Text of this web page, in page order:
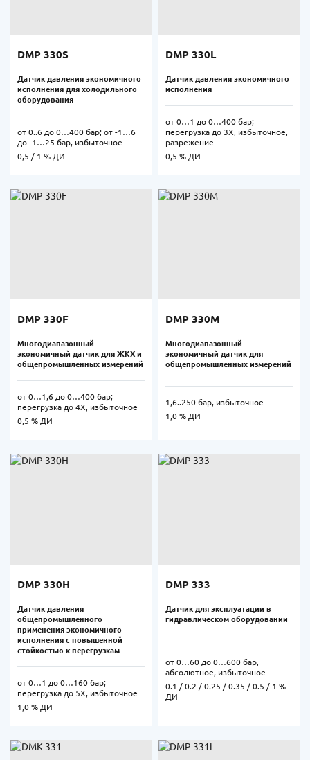
DMP 330S
Датчик давления экономичного
исполнения для холодильного
оборудования
от 0..6 до 0…400 бар; от -1…6
до -1…25 бар, избыточное
0,5 / 1 % ДИ
DMP 330L
Датчик давления экономичного
исполнения
от 0…1 до 0…400 бар;
перегрузка до 3Х, избыточное,
разрежение
0,5 % ДИ
DMP 330F
Многодиапазонный
экономичный датчик для ЖКХ и
общепромышленных измерений
от 0…1,6 до 0…400 бар;
перегрузка до 4Х, избыточное
0,5 % ДИ
DMP 330M
Многодиапазонный
экономичный датчик для
общепромышленных измерений
1,6..250 бар, избыточное
1,0 % ДИ
DMP 330H
Датчик давления
общепромышленного
применения экономичного
исполнения с повышенной
стойкостью к перегрузкам
от 0…1 до 0…160 бар;
перегрузка до 5Х, избыточное
1,0 % ДИ
DMP 333
Датчик для эксплуатации в
гидравлическом оборудовании
от 0…60 до 0…600 бар,
абсолютное, избыточное
0.1 / 0.2 / 0.25 / 0.35 / 0.5 / 1 %
ДИ